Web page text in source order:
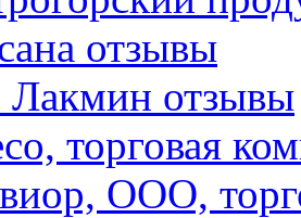
отзывы
отзывы
торговая
ООО,